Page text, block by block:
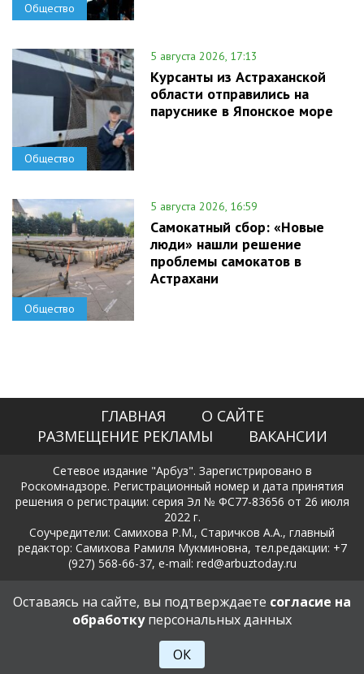
Общество
Общество
5 августа 2026, 17:13
Курсанты из Астраханской
области отправились на
паруснике в Японское море
Общество
5 августа 2026, 16:59
Самокатный сбор: «Новые
люди» нашли решение
проблемы самокатов в
Астрахани
ГЛАВНАЯ
О САЙТЕ
РАЗМЕЩЕНИЕ РЕКЛАМЫ
ВАКАНСИИ
Сетевое издание "Арбуз". Зарегистрировано в
Роскомнадзоре. Регистрационный номер и дата принятия
решения о регистрации: серия Эл № ФС77-83656 от 26 июля
2022 г.
Соучредители: Самихова Р.М., Старичков А.А., главный
редактор: Самихова Рамиля Мукминовна, тел.редакции: +7
(927) 568-66-37, e-mail: red@arbuztoday.ru
Политика в отношении обработки и защиты персональных
данных
18+
Оставаясь на сайте, вы подтверждаете согласие на
обработкуперсональных данных
ОК